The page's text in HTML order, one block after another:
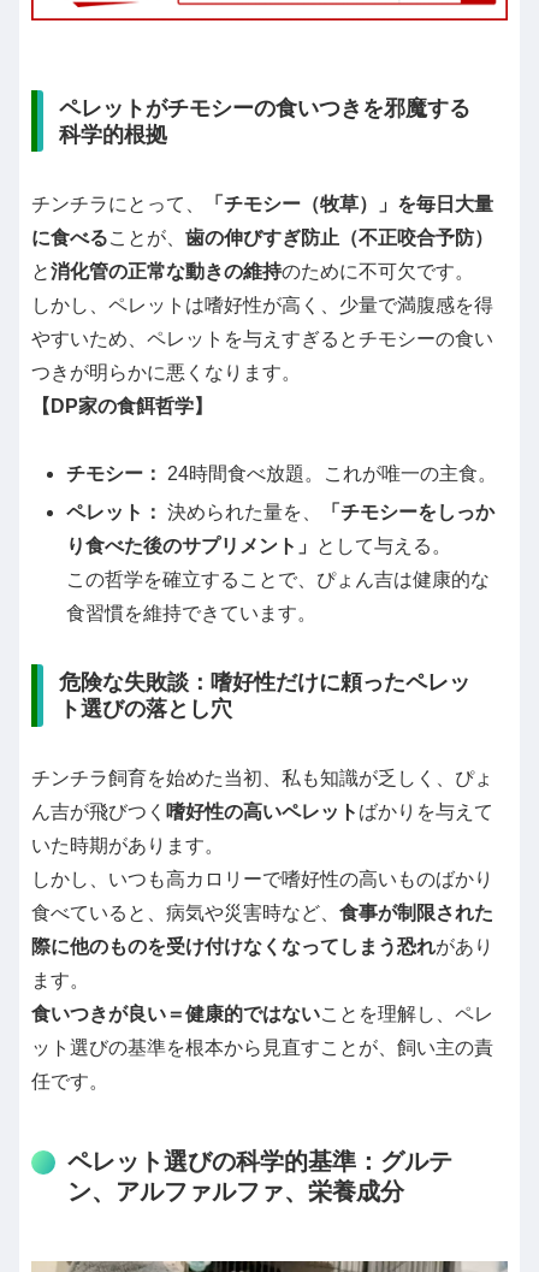
ペレットがチモシーの食いつきを邪魔する
科学的根拠
チンチラにとって、
「チモシー（牧草）」を毎日大量
に食べることが、 歯の伸びすぎ防止（不正咬合予防）
と消化管の正常な動きの維持のために不可欠です。
しかし、ペレットは嗜好性が高く、少量で満腹感を得
やすいため、ペレットを与えすぎるとチモシーの食い
つきが明らかに悪くなります。
【DP家の食餌哲学】
チモシー：
24時間食べ放題。これが唯一の主食。
ペレット： 決められた量を、
「チモシーをしっか
り食べた後のサプリメント」
として与える。
この哲学を確立することで、ぴょん吉は健康的な
食習慣を維持できています。
危険な失敗談：嗜好性だけに頼ったペレッ
ト選びの落とし穴
チンチラ飼育を始めた当初、私も知識が乏しく、ぴょ
ん吉が飛びつく 嗜好性の高いペレット ばかりを与えて
いた時期があります。
しかし、いつも高カロリーで嗜好性の高いものばかり
食べていると、病気や災害時など、 食事が制限された
際に他のものを受け付けなくなってしまう恐れがあり
ます。
食いつきが良い＝健康的ではないことを理解し、ペレ
ット選びの基準を根本から見直すことが、飼い主の責
任です。
ペレット選びの科学的基準：グルテ
ン、アルファルファ、栄養成分